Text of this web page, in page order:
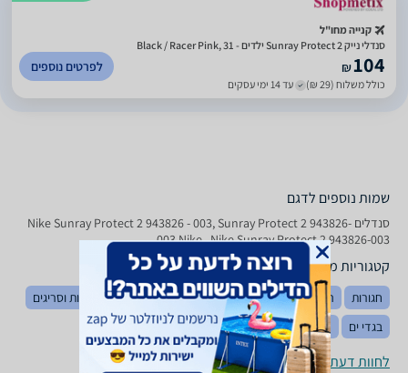
קנייה מחו"ל
סנדלי נייק Sunray Protect 2 ילדים - Black / Racer Pink, 31
₪104
כולל משלוח (29 ₪) עד 14 ימי עסקים
לפרטים נוספים
שמות נוספים לדגם
‏סנדלים Nike Sunray Protect 2 943826 - 003, Sunray Protect 2 943826-
003 Nike , Nike Sunray Protect 2 943826-003
קטגוריות משלימות
חגורות הלבשה כללי מעילים כובעים מכנסיים
חולצות וסריגים
בגדי ים
הלבשה תחתונה בגדי ספורט תכשירים לנעליים
לחוות דעת ופרטי החנויות